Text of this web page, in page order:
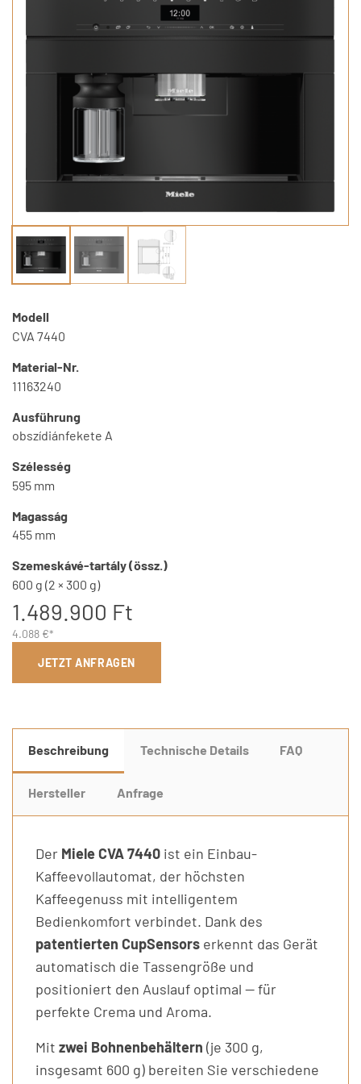
Modell
CVA 7440
Material-Nr.
11163240
Ausführung
obszídiánfekete A
Szélesség
595 mm
Magasság
455 mm
Szemeskávé-tartály (össz.)
600 g (2 × 300 g)
1.489.900 Ft
4.088 €*
JETZT ANFRAGEN
Beschreibung Technische Details FAQ
Hersteller Anfrage
Der Miele CVA 7440 ist ein Einbau-
Kaffeevollautomat, der höchsten
Kaffeegenuss mit intelligentem
Bedienkomfort verbindet. Dank des
patentierten CupSensors erkennt das Gerät
automatisch die Tassengröße und
positioniert den Auslauf optimal — für
perfekte Crema und Aroma.
Mit zwei Bohnenbehältern (je 300 g,
insgesamt 600 g) bereiten Sie verschiedene